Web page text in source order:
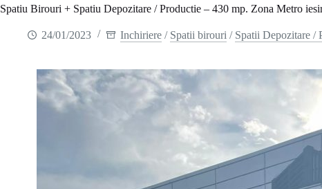
Spatiu Birouri + Spatiu Depozitare / Productie – 430 mp. Zona Metro
24/01/2023 Inchiriere / Spatii birouri / Spatii Depozitare /